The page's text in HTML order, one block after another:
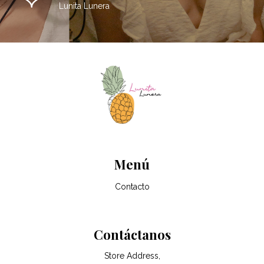
Lunita Lunera
Menú
Contacto
Contáctanos
Store Address,